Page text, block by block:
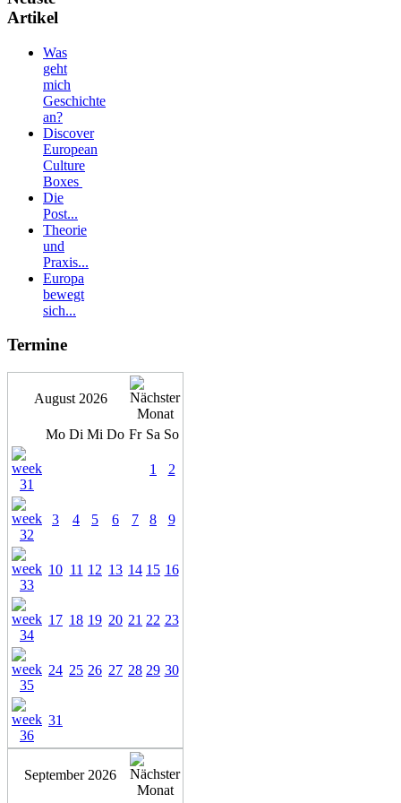
Artikel
Was
geht
mich
Geschichte
an?
Discover
European
Culture
Boxes
Die
Post...
Theorie
und
Praxis...
Europa
bewegt
sich...
Termine
August 2026
Mo Di Mi Do Fr Sa So
1 2
3 4 5 6 7 8 9
10 11 12 13 14 15 16
17 18 19 20 21 22 23
24 25 26 27 28 29 30
31
September 2026